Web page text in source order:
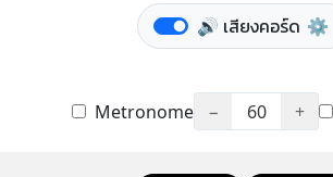
🔊 เสียงคอร์ด ⚙️
Metronome − 60 +